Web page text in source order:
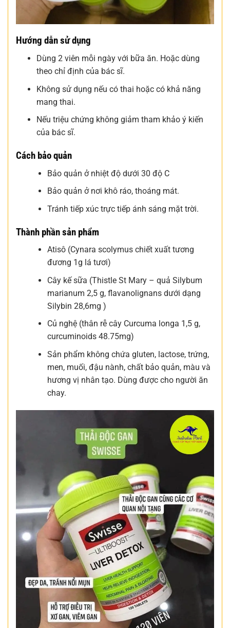
Hướng dẫn sử dụng
Dùng 2 viên mỗi ngày với bữa ăn. Hoặc dùng
theo chỉ định của bác sĩ.
Không sử dụng nếu có thai hoặc có khả năng
mang thai.
Nếu triệu chứng không giảm tham khảo ý kiến
của bác sĩ.
Cách bảo quản
Bảo quản ở nhiệt độ dưới 30 độ C
Bảo quản ở nơi khô ráo, thoáng mát.
Tránh tiếp xúc trực tiếp ánh sáng mặt trời.
Thành phần sản phẩm
Atisô (Cynara scolymus chiết xuất tương
đương 1g lá tươi)
Cây kế sữa (Thistle St Mary – quả Silybum
marianum 2,5 g, flavanolignans dưới dạng
Silybin 28,6mg )
Củ nghệ (thân rễ cây Curcuma longa 1,5 g,
curcuminoids 48.75mg)
Sản phẩm không chứa gluten, lactose, trứng,
men, muối, đậu nành, chất bảo quản, màu và
hương vị nhân tạo. Dùng được cho người ăn
chay.